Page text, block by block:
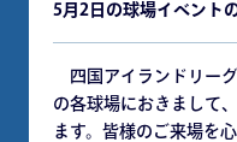
5月2日の球場イベント
四国アイランドリー
の各球場におきまして
ます。皆様のご来場を